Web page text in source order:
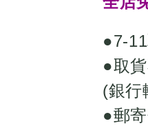
●7-
●取
(銀行
●郵